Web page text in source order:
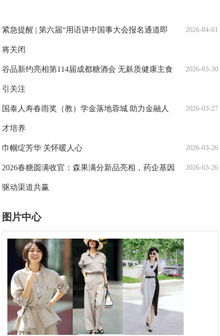
2026-04-01
紧急提醒 | 第六届“用语讲中国事大会报名通道即
将关闭
2026-03-30
谷品新约亮相第114届成都糖酒会 无麸质健康主食
引关注
2026-03-27
国泰人寿春雨奖（教）学金落地蓉城 助力金融人
才培养
2026-03-26
巾帼绽芳华 关怀暖人心
2026-03-26
2026春糖圆满收官：森果满分新品亮相，药企基因
驱动渠道共赢
图片中心